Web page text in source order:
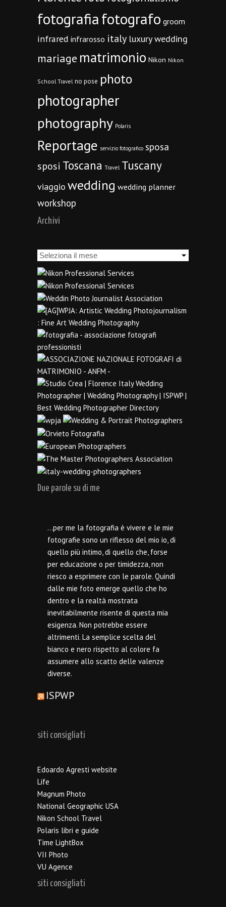
fotografiafotografo groom
infrared infrarosso italy luxury wedding
mariage matrimonio Nikon Nikon
School Travel no pose photo
photographer
photography Polaris
Reportage servizio fotografico sposa
sposi Toscana Travel Tuscany
viaggio wedding wedding planner
workshop
Archivi
Archivi
Due parole su di me
…per me la fotografia è vivere e le mie
fotografie sono un riflesso del mio io, di
quello più intimo, di quello che, forse
per educazione o per timidezza, non
riesco a esprimere con le parole. Quindi
dalle mie foto emerge quello che ho
dentro e la realtà mostrata
inevitabilmente risente di questa mia
esigenza. Non potrebbe essere
altrimenti. La semplice scelta del
bianco e nero rispetto al colore fa
assumere allo scatto delle valenze
diverse.
ISPWP
siti consigliati
Edoardo Agresti website
Life
Magnum Photo
National Geographic USA
Nikon School Travel
Polaris libri e guide
Time LightBox
VII Photo
VU Agence
siti consigliati